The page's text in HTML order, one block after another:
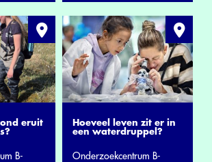
eruit
B-
Hoeveel leven zit er in
een waterdruppel?
Onderzoekcentrum B-